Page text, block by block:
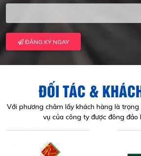
ĐĂNG KÝ NGAY
ĐỐI TÁC &
Với phương châm lấy khách hàng là
vụ của công ty được đông đảo